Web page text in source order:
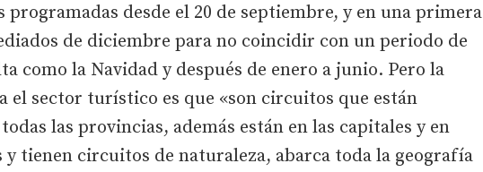
programadas desde el 20 de septiembre, y en una primera
de diciembre para no coincidir con un periodo de
como la Navidad y después de enero a junio. Pero la
el sector turístico es que «son circuitos que están
las provincias, además están en las capitales y en
y tienen circuitos de naturaleza, abarca toda la geografía